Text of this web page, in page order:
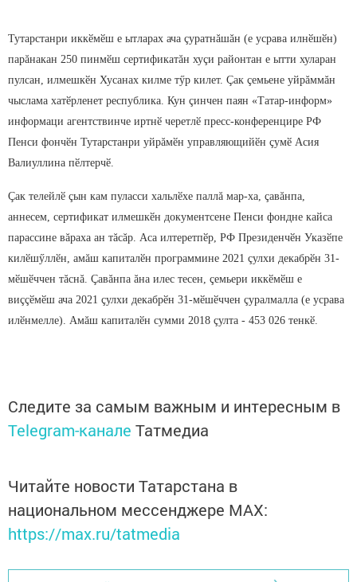
Тутарстанри иккӗмӗш е ытларах ача çуратнăшăн (е усрава илнӗшӗн)
парăнакан 250 пинмӗш сертификатăн хуçи районтан е ытти хуларан
пулсан, илмешкӗн Хусанах килме тӳр килет. Çак çемьене уйрăммăн
чыслама хатӗрленет республика. Кун çинчен паян «Татар-информ»
информаци агентствинче иртнӗ черетлӗ пресс-конференцире РФ
Пенси фончӗн Тутарстанри уйрăмӗн управляющийӗн çумӗ Асия
Валиуллина пӗлтерчӗ.
Çак телейлӗ çын кам пуласси хальлӗхе паллă мар-ха, çавăнпа,
аннесем, сертификат илмешкӗн документсене Пенси фондне кайса
парассине вăраха ан тăсăр. Аса илтеретпӗр, РФ Президенчӗн Указӗпе
килӗшӳллӗн, амăш капиталӗн программине 2021 çулхи декабрӗн 31-
мӗшӗччен тăснă. Çавăнпа ăна илес тесен, çемьери иккӗмӗш е
виççӗмӗш ача 2021 çулхи декабрӗн 31-мӗшӗччен çуралмалла (е усрава
илӗнмелле). Амăш капиталӗн сумми 2018 çулта - 453 026 тенкӗ.
Следите за самым важным и интересным в
Telegram-канале Татмедиа
Читайте новости Татарстана в
национальном мессенджере MАХ:
https://max.ru/tatmedia